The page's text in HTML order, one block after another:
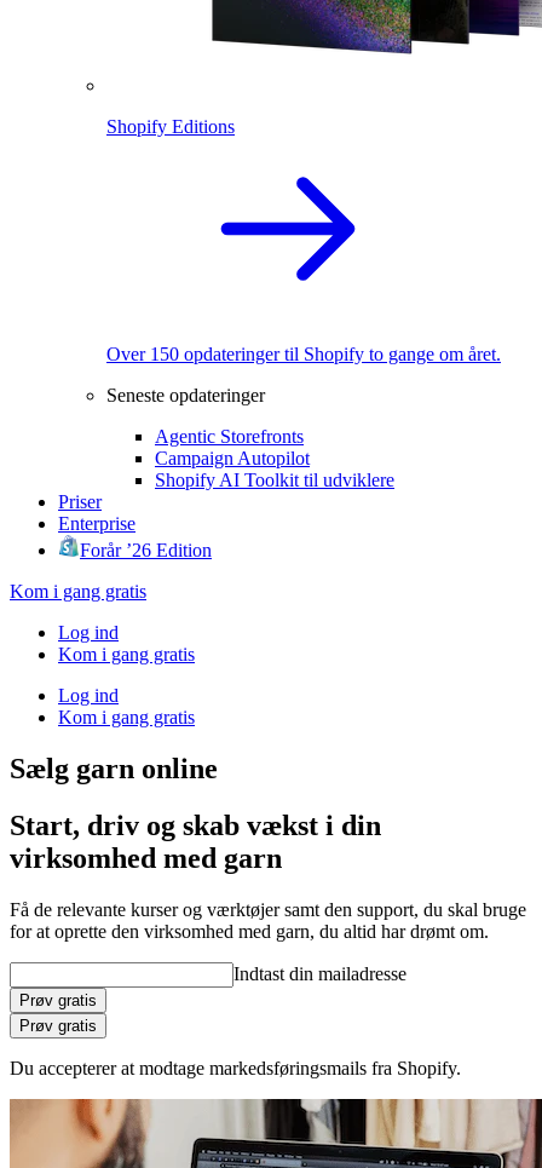
Shopify Editions
Over 150 opdateringer til Shopify to gange om året.
Seneste opdateringer
Agentic Storefronts
Campaign Autopilot
Shopify AI Toolkit til udviklere
Priser
Enterprise
Forår ’26 Edition
Kom i gang gratis
Log ind
Kom i gang gratis
Log ind
Kom i gang gratis
Sælg garn online
Start, driv og skab vækst i din
virksomhed med garn
Få de relevante kurser og værktøjer samt den support, du skal bruge
for at oprette den virksomhed med garn, du altid har drømt om.
Indtast din mailadresse
Prøv gratis
Prøv gratis
Du accepterer at modtage markedsføringsmails fra Shopify.